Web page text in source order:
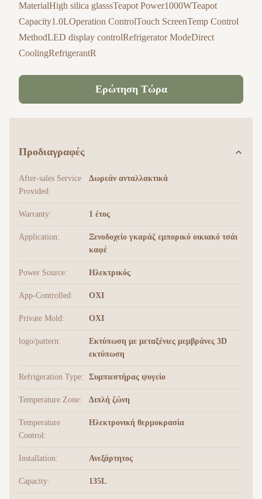
MaterialHigh silica glasssTeapot Power1000WTeapot
Capacity1.0LOperation ControlTouch ScreenTemp Control
MethodLED display controlRefrigerator ModeDirect
CoolingRefrigerantR
Ερώτηση Τώρα
Προδιαγραφές
After-sales Service
Provided:
Δωρεάν ανταλλακτικά
Warranty: 1 έτος
Application:
Ξενοδοχείο γκαράζ εμπορικό οικιακό τσάι
καφέ
Power Source: Ηλεκτρικός
App-Controlled: ΟΧΙ
Private Mold: ΟΧΙ
logo/pattern:
Εκτύπωση με μεταξένιες μεμβράνες 3D
εκτύπωση
Refrigeration Type: Συμπιεστήρας ψυγείο
Temperature Zone: Διπλή ζώνη
Temperature
Control:
Ηλεκτρονική θερμοκρασία
Installation: Ανεξάρτητος
Capacity: 135L